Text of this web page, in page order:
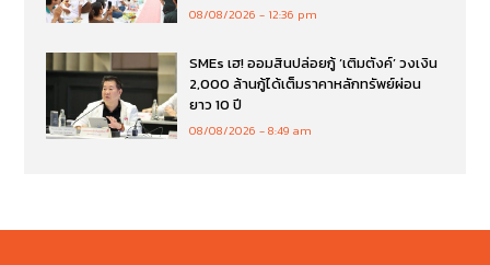
08/08/2026 12:36 pm
SMEs เฮ! ออมสินปล่อยกู้ ‘เติมตังค์’ วงเงิน
2,000 ล้านกู้ได้เต็มราคาหลักทรัพย์ผ่อน
ยาว 10 ปี
08/08/2026 8:49 am